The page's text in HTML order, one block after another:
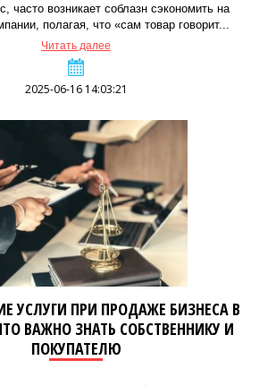
часто возникает соблазн сэкономить на
полагая, что «сам товар говорит...
Читать далее
2025-06-16 14:03:21
УСЛУГИ ПРИ ПРОДАЖЕ БИЗНЕСА В
ВАЖНО ЗНАТЬ СОБСТВЕННИКУ И
ПОКУПАТЕЛЮ